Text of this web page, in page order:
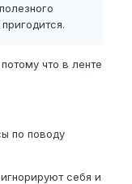
что в ленте
по поводу
себя и